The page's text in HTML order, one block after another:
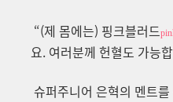
“(제 몸에는) 핑크블러드
요. 여러분께 헌혈도 가능
슈퍼주니어 은혁의 멘트